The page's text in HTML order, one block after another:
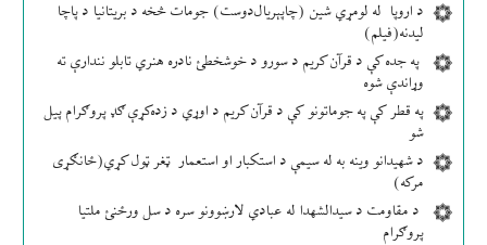
د اروپا له لومړي شین (چاپېریال‌دوست) جومات څخه د بریتانیا د پاچا
لیدنه(فیلم)
په جده کې د قرآن کریم د سورو د خوشخطئ نادره هنري تابلو نندارې ته
وړاندې شوه
په قطر کې په جوماتونو کې د قرآن کریم د اوړي د زده‌کړې ګډ پروګرام پیل
شو
د شهیدانو وینه به له سیمې د استکبار او استعمار ټغر ټول کړي(ځانګړی
مرکه)
د مقاومت د سیدالشهدا له عبادي لارښوونو سره د سل ورځنئ ملتیا
پروګرام